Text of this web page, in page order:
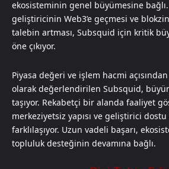
ekosisteminin genel büyümesine
geliştiricinin Web3’e geçmesi ve
talebin artması, Subsquid için kritik
öne çıkıyor.
Piyasa değeri ve işlem hacmi
olarak değerlendirilen Subsquid,
taşıyor. Rekabetçi bir alanda faaliyet
merkeziyetsiz yapısı ve geliştirici dostu
farklılaşıyor. Uzun vadeli başarı,
topluluk desteğinin devamına bağlı.​​​​​​​​​​​​​​​​